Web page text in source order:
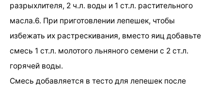
разрыхлителя, 2 ч.л. воды и 1 ст.л. растительного
масла.6. При приготовлении лепешек, чтобы
избежать их растрескивания, вместо яиц добавьте
смесь 1 ст.л. молотого льняного семени с 2 ст.л.
горячей воды.
Смесь добавляется в тесто для лепешек после